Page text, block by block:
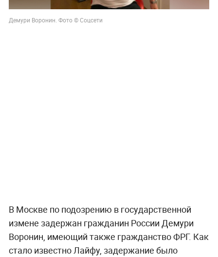
Демури Воронин. Фото © Соцсети
В Москве по подозрению в государственной
измене задержан гражданин России Демури
Воронин, имеющий также гражданство ФРГ. Как
стало известно Лайфу, задержание было